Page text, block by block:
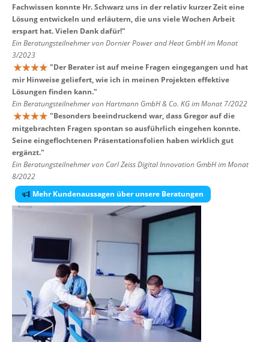
Fachwissen konnte Hr. Schwarz uns in der relativ kurzer Zeit eine
Lösung entwickeln und erläutern, die uns viele Wochen Arbeit
erspart hat. Vielen Dank dafür!"
Ein Beratungsteilnehmer von Dornier Power and Heat GmbH im Monat
3/2023
"Der Berater ist auf meine Fragen eingegangen und hat
mir Hinweise geliefert, wie ich in meinen Projekten effektive
Lösungen finden kann."
Ein Beratungsteilnehmer von Hartmann GmbH & Co. KG im Monat 7/2022
"Besonders beeindruckend war, dass Gregor auf die
mitgebrachten Fragen spontan so ausführlich eingehen konnte.
Seine eingeflochtenen Präsentationsfolien haben wirklich gut
ergänzt."
Ein Beratungsteilnehmer von Carl Zeiss Digital Innovation GmbH im Monat
8/2022
Mehr Kundenaussagen über unsere Beratungen